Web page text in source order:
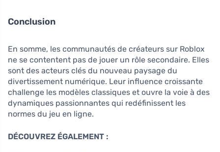
Conclusion
En somme, les communautés de créateurs sur Roblox
ne se contentent pas de jouer un rôle secondaire. Elles
sont des acteurs clés du nouveau paysage du
divertissement numérique. Leur influence croissante
challenge les modèles classiques et ouvre la voie à des
dynamiques passionnantes qui redéfinissent les
normes du jeu en ligne.
DÉCOUVREZ ÉGALEMENT :